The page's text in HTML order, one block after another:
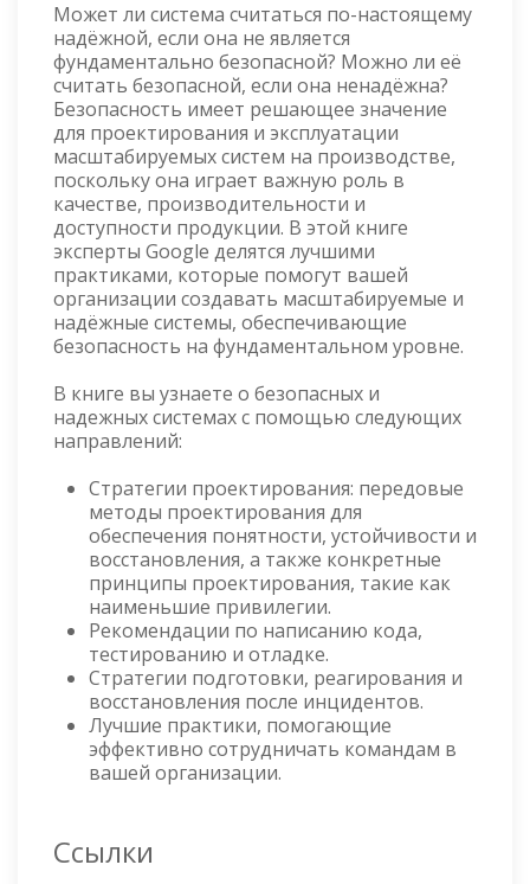
Может ли система считаться по-настоящему
надёжной, если она не является
фундаментально безопасной? Можно ли её
считать безопасной, если она ненадёжна?
Безопасность имеет решающее значение
для проектирования и эксплуатации
масштабируемых систем на производстве,
поскольку она играет важную роль в
качестве, производительности и
доступности продукции. В этой книге
эксперты Google делятся лучшими
практиками, которые помогут вашей
организации создавать масштабируемые и
надёжные системы, обеспечивающие
безопасность на фундаментальном уровне.
В книге вы узнаете о безопасных и
надежных системах с помощью следующих
направлений:
Стратегии проектирования: передовые
методы проектирования для
обеспечения понятности, устойчивости и
восстановления, а также конкретные
принципы проектирования, такие как
наименьшие привилегии.
Рекомендации по написанию кода,
тестированию и отладке.
Стратегии подготовки, реагирования и
восстановления после инцидентов.
Лучшие практики, помогающие
эффективно сотрудничать командам в
вашей организации.
Ссылки